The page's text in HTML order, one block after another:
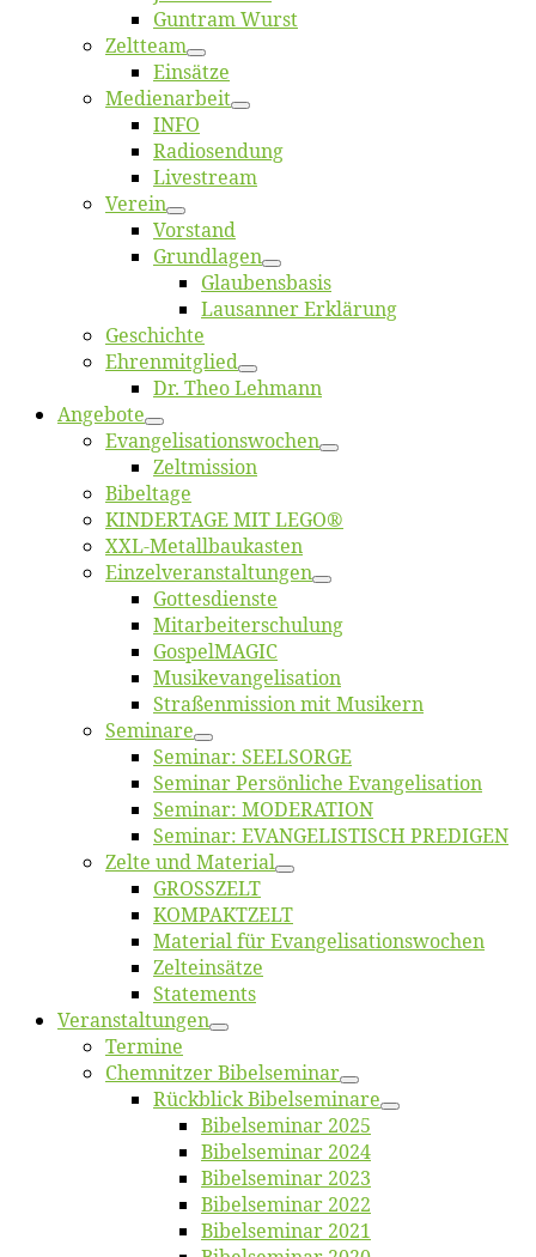
Gun­tram Wurst
Zelt­team
Ein­sät­ze
Me­di­en­ar­beit
INFO
Ra­dio­sen­dung
Live­stream
Ver­ein
Vor­stand
Grund­la­gen
Glaubens­ba­sis
Lausan­ner Erklärung
Ge­schich­te
Eh­ren­mit­glied
Dr. Theo Lehmann
An­ge­bo­te
Evangelisa­tions­wo­chen
Zelt­mis­si­on
Bi­bel­ta­ge
KINDERTAGE MIT LEGO®
XXL-Me­­tal­l­­bau­­kas­­ten
Einzelver­an­stal­tungen
Got­tes­diens­te
Mitarbeiter­schulung
Gos­pel­MA­GIC
Musikevan­ge­li­sa­tion
Straßenmis­sion mit Musikern
Se­mi­na­re
Se­mi­nar: SEELSORGE
Se­mi­nar Per­sön­li­che Evangelisation
Se­mi­nar: MODERATION
Se­mi­nar: EVANGELISTISCH PREDIGEN
Zel­te und Material
GROSSZELT
KOMPAKTZELT
Ma­te­ri­al für Evangelisationswochen
Zelt­ein­sät­ze
State­ments
Ver­an­stal­tun­gen
Ter­mi­ne
Chemnit­zer Bibelseminar
Rück­blick Bibelseminare
Bi­bel­se­mi­nar 2025
Bi­bel­se­mi­nar 2024
Bi­bel­se­mi­nar 2023
Bi­bel­se­mi­nar 2022
Bi­bel­se­mi­nar 2021